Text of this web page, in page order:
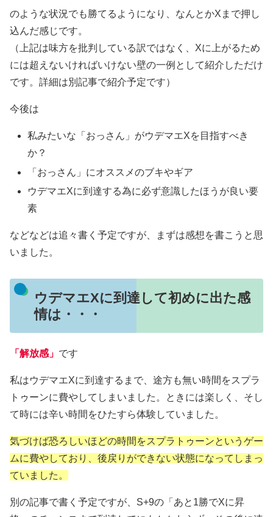
のような状況でも勝てるようになり、なんとかXまで押し
込んだ感じです。
（上記は味方を批判している訳ではなく、Xに上がるため
には超えないければいけない壁の一例として紹介しただけ
です。詳細は別記事で紹介予定です）
今後は
私みたいな「おっさん」がウデマエXを目指すべき
か？
「おっさん」にオススメのブキやギア
ウデマエXに到達する為に必ず意識したほうが良い要
素
などなどは追々書く予定ですが、まずは感想を書こうと思
いました。
ウデマエXに到達して初めに出た感
情は・・・
「解放感」 です
私はウデマエXに到達するまで、途方も無い時間をスプラ
トゥーンに費やしてしまいました。ときには楽しく、そし
て時には辛い時間をひたすら体験していました。
気づけば恐ろしいほどの時間をスプラトゥーンというゲー
ムに費やしており、後戻りができない状態になってしまっ
ていました。
別の記事で書く予定ですが、S+9の「あと1勝でXに昇